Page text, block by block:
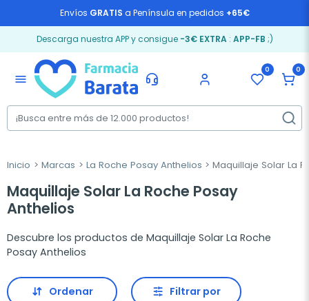
Envíos GRATIS a Península en pedidos +65€
Descarga nuestra APP y consigue -3€ EXTRA: APP-FB ;)
menu
0 0
Inicio Marcas La Roche Posay Anthelios Maquillaje Solar La
Maquillaje Solar La Roche Posay
Anthelios
Descubre los productos de Maquillaje Solar La Roche
Posay Anthelios
Ordenar Filtrar por